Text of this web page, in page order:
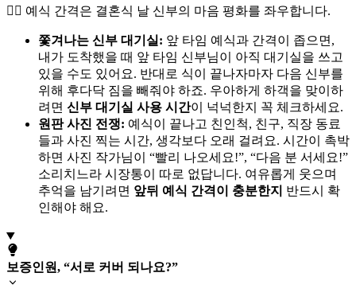
🙅‍♀️ 예식 간격은 결혼식 날 신부의 마음 평화를 좌우합니다.
쫓겨나는 신부 대기실: 앞 타임 예식과 간격이 좁으면,
내가 도착했을 때 앞 타임 신부님이 아직 대기실을 쓰고
있을 수도 있어요. 반대로 식이 끝나자마자 다음 신부를
위해 후다닥 짐을 빼줘야 하죠. 우아하게 하객을 맞이하
려면 신부 대기실 사용 시간이 넉넉한지 꼭 체크하세요.
원판 사진 전쟁: 예식이 끝나고 친인척, 친구, 직장 동료
들과 사진 찍는 시간, 생각보다 오래 걸려요. 시간이 촉박
하면 사진 작가님이 “빨리 나오세요!”, “다음 분 서세요!”
소리치느라 시장통이 따로 없답니다. 여유롭게 웃으며
추억을 남기려면 앞뒤 예식 간격이 충분한지 반드시 확
인해야 해요.
보증인원, “서로 커버 되나요?”